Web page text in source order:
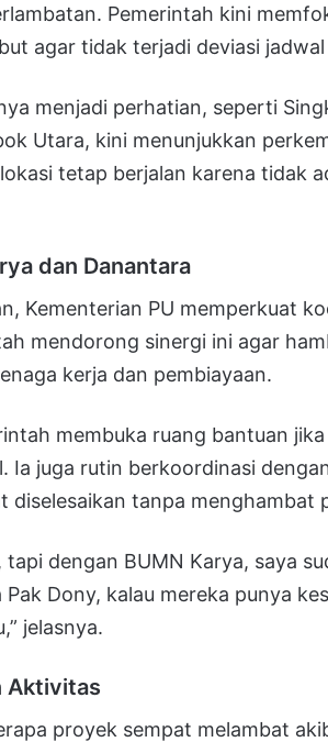
Pemerintah kini
agar tidak terjadi deviasi
menjadi perhatian, seperti
Utara, kini menunjukkan
tetap berjalan karena tidak
dan Danantara
Kementerian PU memperkuat
mendorong sinergi ini agar
kerja dan pembiayaan.
membuka ruang bantuan
Ia juga rutin berkoordinasi
diselesaikan tanpa menghambat
dengan BUMN Karya, saya
Dony, kalau mereka punya
jelasnya.
Aktivitas
proyek sempat melambat